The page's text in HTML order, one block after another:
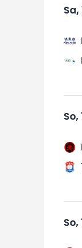
Sa,
So,
So,